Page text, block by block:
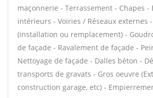
maçonnerie - Terrassement - Chapes -
intérieurs - Voiries / Réseaux externes
(installation ou remplacement) -
de façade - Ravalement de façade -
Nettoyage de façade - Dalles béton -
transports de gravats - Gros oeuvre
construction garage, etc) -